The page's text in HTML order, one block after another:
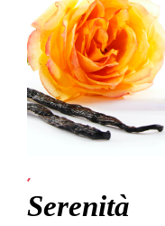
Serenità